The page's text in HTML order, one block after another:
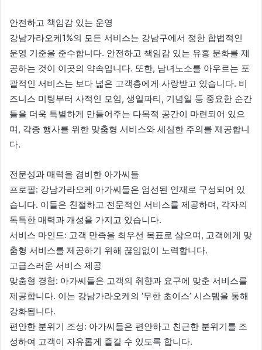
안전하고 책임감 있는 운영
강남가라오케1%의 모든 서비스는 강남구에서 정한 합법적인
운영 기준을 준수합니다. 안전하고 책임감 있는 유흥 문화를 제
공하는 것이 이곳의 약속입니다. 또한, 남녀노소를 아우르는 포
괄적인 서비스는 보다 넓은 고객층에게 사랑받고 있습니다. 비
즈니스 미팅부터 사적인 모임, 생일파티, 기념일 등 중요한 순간
들을 더욱 특별하게 만들어주는 다목적 공간이 마련되어 있으
며, 각종 행사를 위한 맞춤형 서비스와 세심한 주의를 제공합니
다.
전문성과 매력을 겸비한 아가씨들
프로필: 강남가라오케 아가씨들은 엄선된 인재로 구성되어 있
습니다. 이들은 친절하고 전문적인 서비스를 제공하며, 각자의
독특한 매력과 개성을 가지고 있습니다.
서비스 마인드: 고객 만족을 최우선 목표로 삼으며, 고객에게 맞
춤형 서비스를 제공하기 위해 끊임없이 노력합니다.
고급스러운 서비스 제공
맞춤형 경험: 아가씨들은 고객의 취향과 요구에 맞춘 서비스를
제공합니다. 이는 강남가라오케의 ‘무한 초이스’ 시스템을 통해
강화됩니다.
편안한 분위기 조성: 아가씨들은 편안하고 친근한 분위기를 조
성하여 고객이 자유롭게 즐길 수 있도록 합니다.